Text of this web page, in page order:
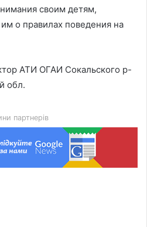
своим детям,
о правилах поведения на
АТИ ОГАИ Сокальского р-
обл.
партнерів